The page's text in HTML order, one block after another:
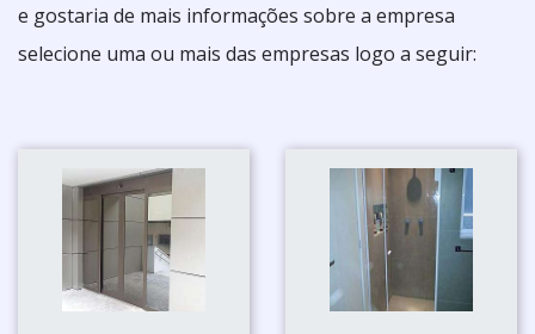
e gostaria de mais informações sobre a empresa
selecione uma ou mais das empresas logo a seguir: